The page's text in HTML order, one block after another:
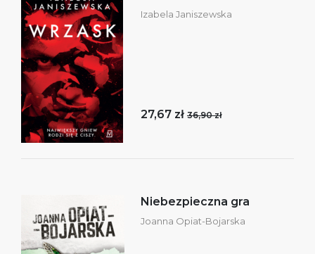
Izabela Janiszewska
27,67 zł 36,90 zł
Niebezpieczna gra
Joanna Opiat-Bojarska